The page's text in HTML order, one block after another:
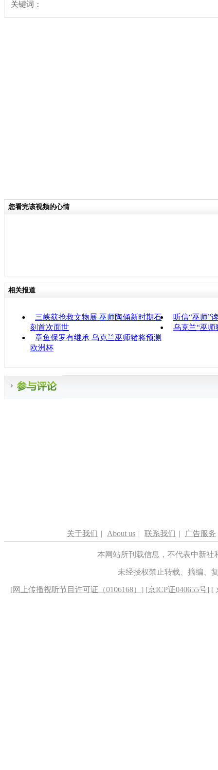
关键词：
您看完该视频的心情
相关报道
三峡获抢救文物展 巫师陶俑新时期石
刻首次面世
听信“巫师”
乌克兰“巫师
章鱼保罗有继承 乌克兰巫师猪将预测
欧洲杯
关于我们 | About us | 联系我们 | 广告服务
本网站所刊载信息，不代表中新
未经授权禁止转载、摘编、
[网上传播视听节目许可证（0106168） ] [京ICP证040655号] [